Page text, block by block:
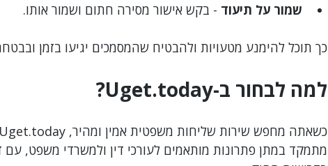
שמור על תיעוד - בקש אישור מסירה חתום ושמור אותו.
כך תוכל להימנע מטעויות ולהבטיח שהמסמכים יגיעו בזמן
למה לבחור ב-Uget.today?
מתמקד במתן פתרונות מותאמים לעורכי דין ולמשרדי משפט, עם